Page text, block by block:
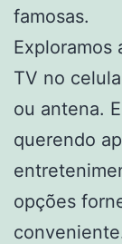
famosas.
Exploramos
TV no
ou antena.
querendo
opções